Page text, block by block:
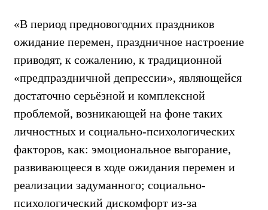
«В период предновогодних праздников
ожидание перемен, праздничное настроение
приводят, к сожалению, к традиционной
«предпраздничной депрессии», являющейся
достаточно серьёзной и комплексной
проблемой, возникающей на фоне таких
личностных и социально-психологических
факторов, как: эмоциональное выгорание,
развивающееся в ходе ожидания перемен и
реализации задуманного; социально-
психологический дискомфорт из-за